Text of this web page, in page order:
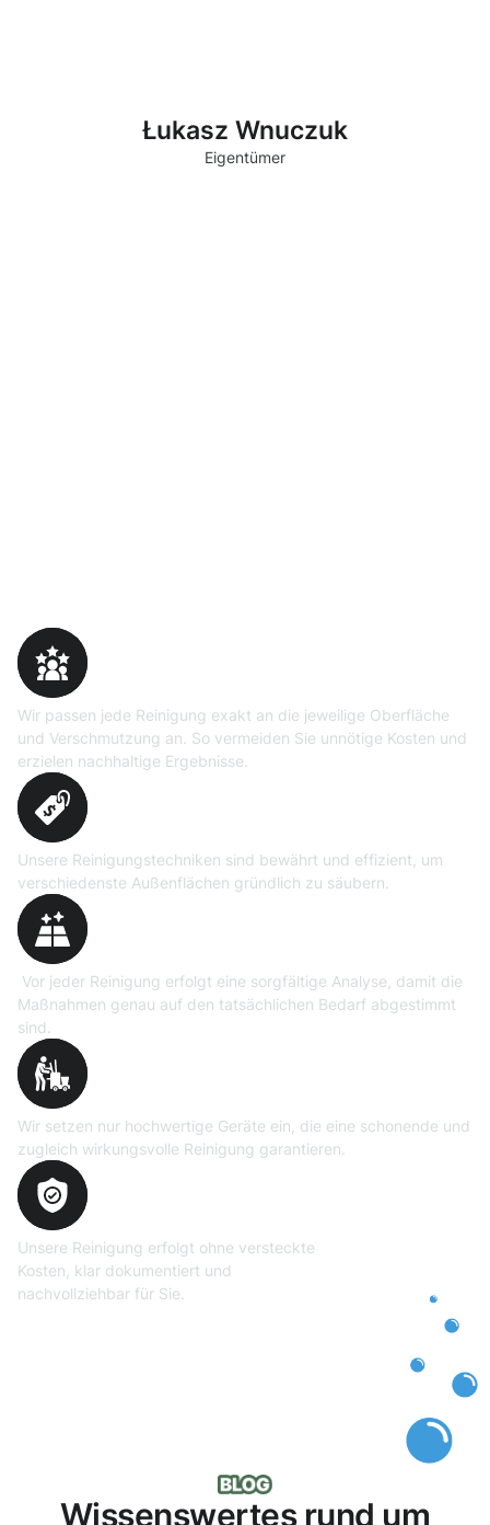
Wir passen jede Reinigung exakt an die jeweilige Oberfläche
und Verschmutzung an. So vermeiden Sie unnötige Kosten und
erzielen nachhaltige Ergebnisse.
Unsere Reinigungstechniken sind bewährt und effizient, um
verschiedenste Außenflächen gründlich zu säubern.
Łukasz Wnuczuk
Eigentümer
Vor jeder Reinigung erfolgt eine sorgfältige Analyse, damit die
Maßnahmen genau auf den tatsächlichen Bedarf abgestimmt
sind.
Wir setzen nur hochwertige Geräte ein, die eine schonende und
zugleich wirkungsvolle Reinigung garantieren.
Unsere Reinigung erfolgt ohne versteckte
Kosten, klar dokumentiert und
nachvollziehbar für Sie.
Wissenswertes rund um